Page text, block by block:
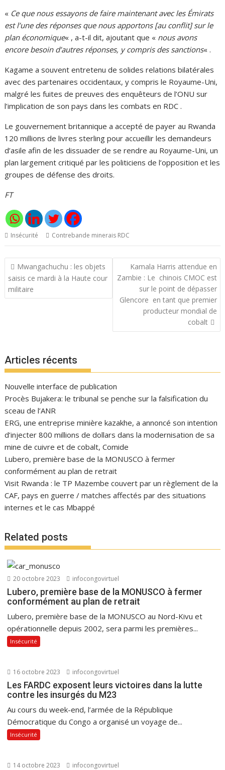
« Ce que nous essayons de faire maintenant avec les Émirats
est l’une des réponses que nous apportons [au conflit] sur le
plan économique« , a-t-il dit, ajoutant que « nous avons
encore besoin d’autres réponses, y compris des sanctions« .
Kagame a souvent entretenu de solides relations bilatérales
avec des partenaires occidentaux, y compris le Royaume-Uni,
malgré les fuites de preuves des enquêteurs de l’ONU sur
l’implication de son pays dans les combats en RDC .
Le gouvernement britannique a accepté de payer au Rwanda
120 millions de livres sterling pour accueillir les demandeurs
d’asile afin de les dissuader de se rendre au Royaume-Uni, un
plan largement critiqué par les politiciens de l’opposition et les
groupes de défense des droits.
FT
Insécurité Contrebande minerais RDC
Navigation
de
l’article
Mwangachuchu : les objets
saisis ce mardi à la Haute cour
militaire
Kamala Harris attendue en
Zambie : Le chinois CMOC est
sur le point de dépasser
Glencore en tant que premier
producteur mondial de
cobalt
Articles récents
Nouvelle interface de publication
Procès Bujakera: le tribunal se penche sur la falsification du
sceau de l’ANR
ERG, une entreprise minière kazakhe, a annoncé son intention
d’injecter 800 millions de dollars dans la modernisation de sa
mine de cuivre et de cobalt, Comide
Lubero, première base de la MONUSCO à fermer
conformément au plan de retrait
Visit Rwanda : le TP Mazembe couvert par un règlement de la
CAF, pays en guerre / matches affectés par des situations
internes et le cas Mbappé
Related posts
20 octobre 2023 infocongovirtuel
Lubero, première base de la MONUSCO à fermer
conformément au plan de retrait
Lubero, première base de la MONUSCO au Nord-Kivu et
opérationnelle depuis 2002, sera parmi les premières...
Insécurité
16 octobre 2023 infocongovirtuel
Les FARDC exposent leurs victoires dans la lutte
contre les insurgés du M23
Au cours du week-end, l’armée de la République
Démocratique du Congo a organisé un voyage de...
Insécurité
14 octobre 2023 infocongovirtuel